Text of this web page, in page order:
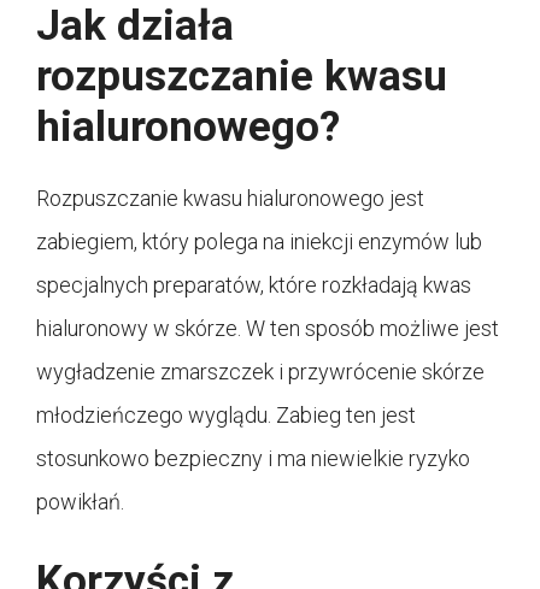
Jak działa
rozpuszczanie kwasu
hialuronowego?
Rozpuszczanie kwasu hialuronowego jest
zabiegiem, który polega na iniekcji enzymów lub
specjalnych preparatów, które rozkładają kwas
hialuronowy w skórze. W ten sposób możliwe jest
wygładzenie zmarszczek i przywrócenie skórze
młodzieńczego wyglądu. Zabieg ten jest
stosunkowo bezpieczny i ma niewielkie ryzyko
powikłań.